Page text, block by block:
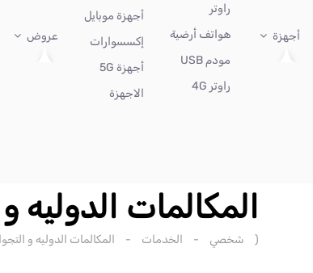
أجهزة
راوتر
هواتف أرضية
مودم USB
راوتر 4G
أجهزة موبايل
إكسسوارات
أجهزة 5G
الاجهزة
عروض
المكالمات الدوليه
( شخصي - الخدمات - المكالمات الدوليه و